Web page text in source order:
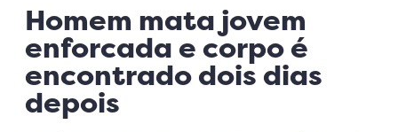
Homem mata jovem
enforcada e corpo é
encontrado dois dias
depois